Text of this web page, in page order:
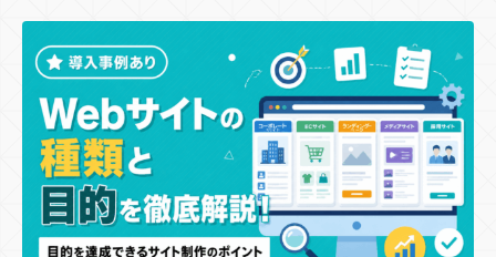
ブランディング
施策種類・キャンペーン種類
SNSキャンペーン Webキャンペーン アプリキャンペーン
デジタルスタンプラリー ゲームプロモーション IP活用
リアルイベント ゲーミフィケーション エンタメ要素
コーポレートサイト 採用サイト サービス・ブランドサイト
ECサイト キャンペーンサイト
周年・CSRサイト
機能
多言語化機能 CMS機能 CRM機能 AI機能
すべての記事
デザイン UI・UX UI・UXデザイン プログラミング
アニメーション
業界・領域
エンタメ業界 観光・旅行 インバウンド
商業施設 飲食 ゲーム業界 マスブランド
プラットフォーム
お役立ち資料
お問い合わせ